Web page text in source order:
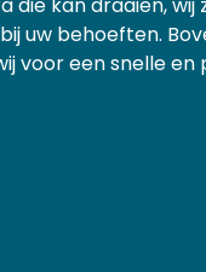
die kan draaien, wij
uw behoeften.
voor een snelle